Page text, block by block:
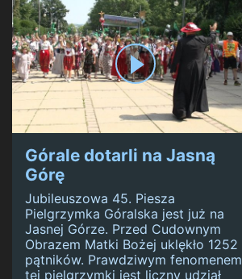
Górale dotarli na Jasną
Górę
Jubileuszowa 45. Piesza
Pielgrzymka Góralska jest już na
Jasnej Górze. Przed Cudownym
Obrazem Matki Bożej uklękło 1252
pątników. Prawdziwym fenomenem
tej pielgrzymki jest liczny udział